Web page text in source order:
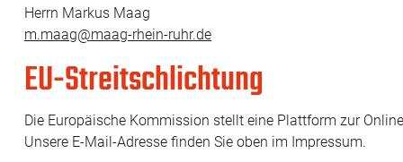
Herrn Markus Maag
m.maag@maag-rhein-ruhr.de
EU-Streitschlichtung
Die Europäische Kommission stellt eine Plattform zur
Unsere E-Mail-Adresse finden Sie oben im Impressum.